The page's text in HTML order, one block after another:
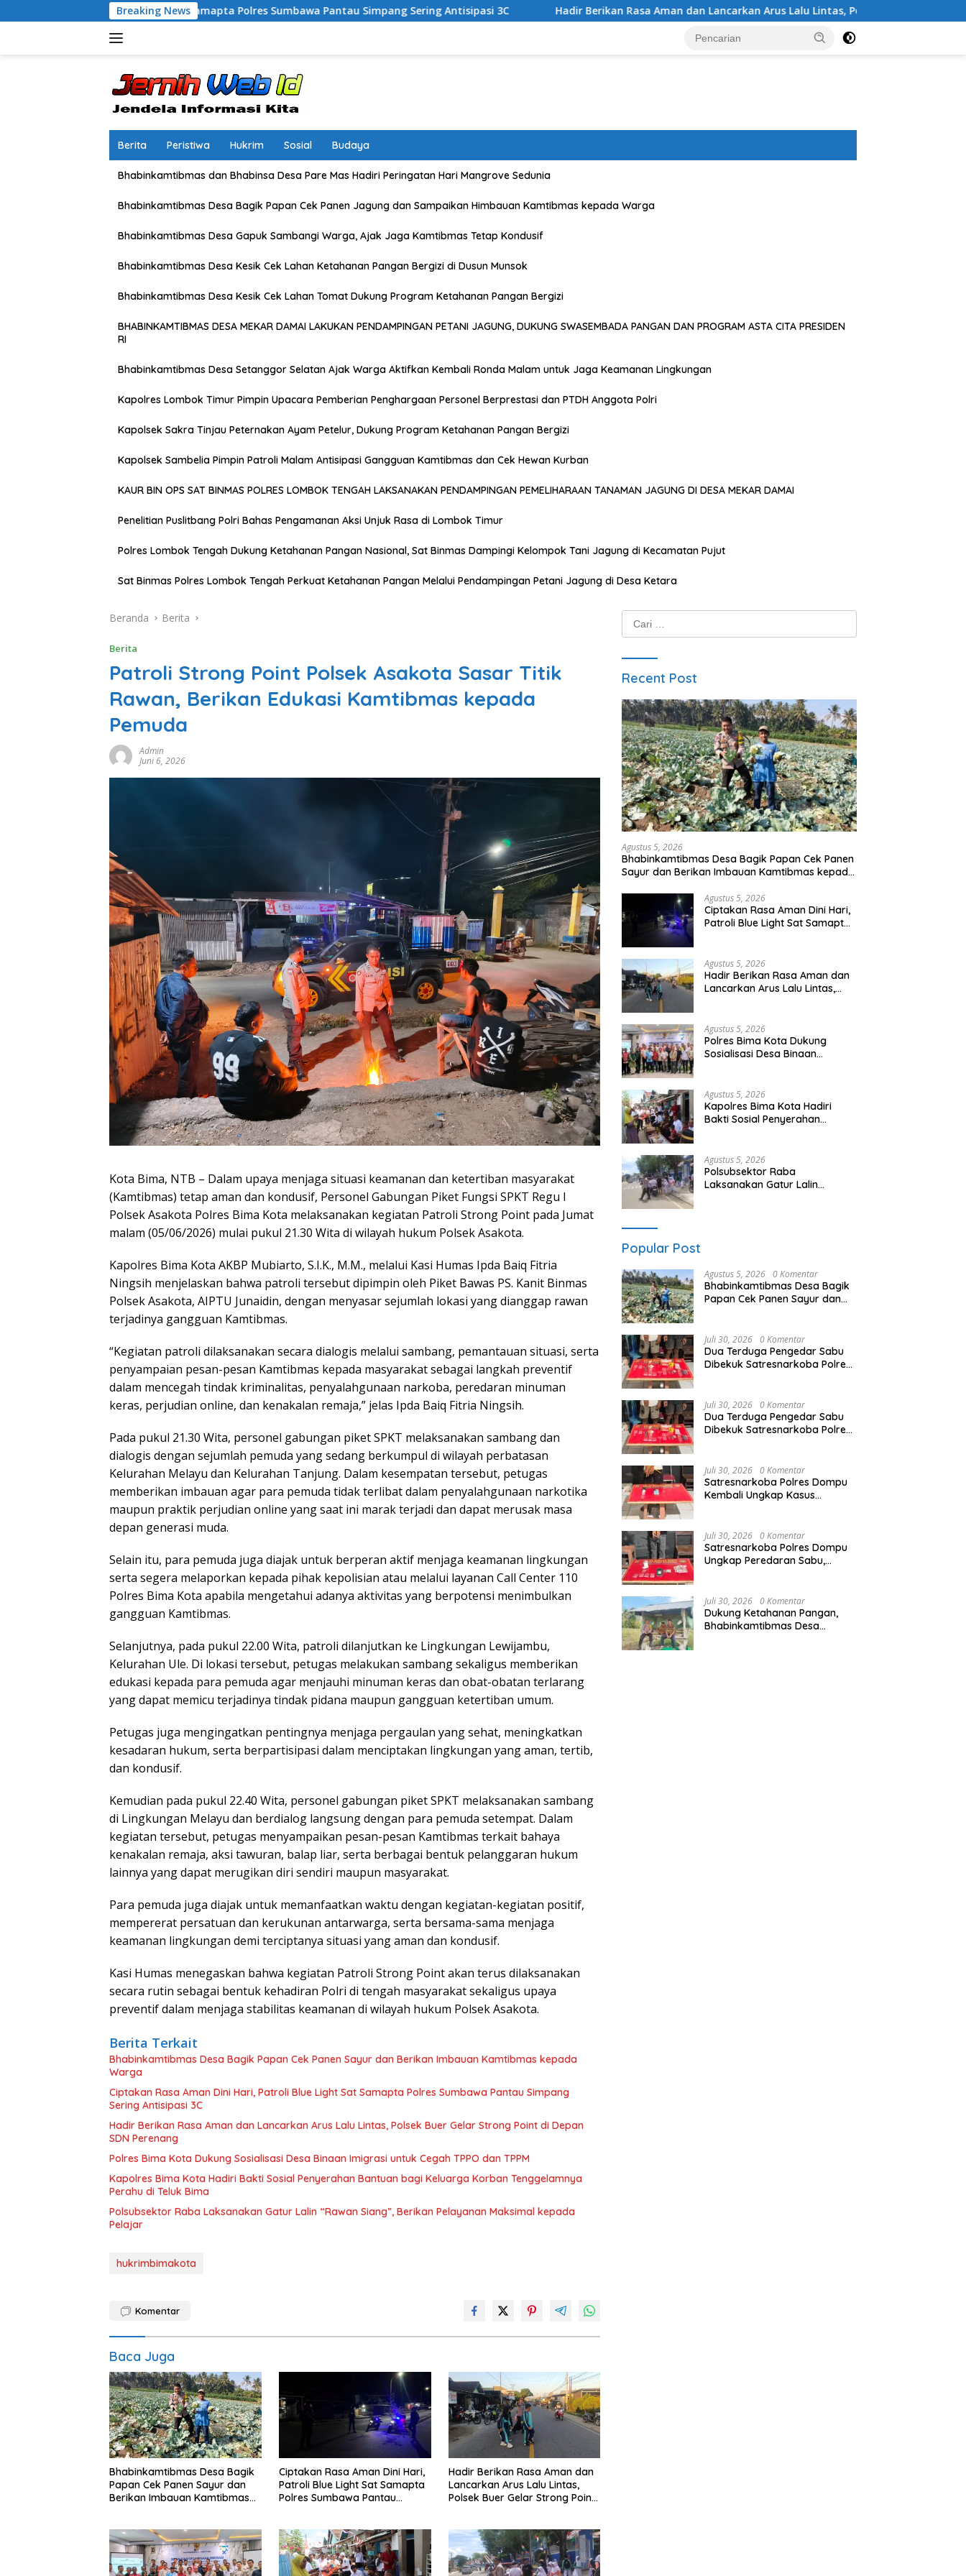
ke
Breaking News
Light Sat Samapta Polres Sumbawa Pantau Simpang Sering Antisipasi 3C Hadir Berikan Rasa Aman dan Lancarkan Arus Lalu Lintas, Polsek Buer Gelar Strong Point di Depan SDN
Berita Peristiwa Hukrim Sosial Budaya
Bhabinkamtibmas dan Bhabinsa Desa Pare Mas Hadiri Peringatan Hari Mangrove Sedunia
Bhabinkamtibmas Desa Bagik Papan Cek Panen Jagung dan Sampaikan Himbauan Kamtibmas kepada Warga
Bhabinkamtibmas Desa Gapuk Sambangi Warga, Ajak Jaga Kamtibmas Tetap Kondusif
Bhabinkamtibmas Desa Kesik Cek Lahan Ketahanan Pangan Bergizi di Dusun Munsok
Bhabinkamtibmas Desa Kesik Cek Lahan Tomat Dukung Program Ketahanan Pangan Bergizi
BHABINKAMTIBMAS DESA MEKAR DAMAI LAKUKAN PENDAMPINGAN PETANI JAGUNG, DUKUNG SWASEMBADA PANGAN DAN PROGRAM ASTA CITA PRESIDEN
RI
Bhabinkamtibmas Desa Setanggor Selatan Ajak Warga Aktifkan Kembali Ronda Malam untuk Jaga Keamanan Lingkungan
Kapolres Lombok Timur Pimpin Upacara Pemberian Penghargaan Personel Berprestasi dan PTDH Anggota Polri
Kapolsek Sakra Tinjau Peternakan Ayam Petelur, Dukung Program Ketahanan Pangan Bergizi
Kapolsek Sambelia Pimpin Patroli Malam Antisipasi Gangguan Kamtibmas dan Cek Hewan Kurban
KAUR BIN OPS SAT BINMAS POLRES LOMBOK TENGAH LAKSANAKAN PENDAMPINGAN PEMELIHARAAN TANAMAN JAGUNG DI DESA MEKAR DAMAI
Penelitian Puslitbang Polri Bahas Pengamanan Aksi Unjuk Rasa di Lombok Timur
Polres Lombok Tengah Dukung Ketahanan Pangan Nasional, Sat Binmas Dampingi Kelompok Tani Jagung di Kecamatan Pujut
Sat Binmas Polres Lombok Tengah Perkuat Ketahanan Pangan Melalui Pendampingan Petani Jagung di Desa Ketara
Beranda Berita
Berita
Patroli Strong Point Polsek Asakota Sasar Titik
Rawan, Berikan Edukasi Kamtibmas kepada
Pemuda
Admin
Juni 6, 2026
Kota Bima, NTB – Dalam upaya menjaga situasi keamanan dan ketertiban masyarakat
(Kamtibmas) tetap aman dan kondusif, Personel Gabungan Piket Fungsi SPKT Regu I
Polsek Asakota Polres Bima Kota melaksanakan kegiatan Patroli Strong Point pada Jumat
malam (05/06/2026) mulai pukul 21.30 Wita di wilayah hukum Polsek Asakota.
Kapolres Bima Kota AKBP Mubiarto, S.I.K., M.M., melalui Kasi Humas Ipda Baiq Fitria
Ningsih menjelaskan bahwa patroli tersebut dipimpin oleh Piket Bawas PS. Kanit Binmas
Polsek Asakota, AIPTU Junaidin, dengan menyasar sejumlah lokasi yang dianggap rawan
terjadinya gangguan Kamtibmas.
“Kegiatan patroli dilaksanakan secara dialogis melalui sambang, pemantauan situasi, serta
penyampaian pesan-pesan Kamtibmas kepada masyarakat sebagai langkah preventif
dalam mencegah tindak kriminalitas, penyalahgunaan narkoba, peredaran minuman
keras, perjudian online, dan kenakalan remaja,” jelas Ipda Baiq Fitria Ningsih.
Pada pukul 21.30 Wita, personel gabungan piket SPKT melaksanakan sambang dan
dialogis dengan sejumlah pemuda yang sedang berkumpul di wilayah perbatasan
Kelurahan Melayu dan Kelurahan Tanjung. Dalam kesempatan tersebut, petugas
memberikan imbauan agar para pemuda tidak terlibat dalam penyalahgunaan narkotika
maupun praktik perjudian online yang saat ini marak terjadi dan dapat merusak masa
depan generasi muda.
Selain itu, para pemuda juga diajak untuk berperan aktif menjaga keamanan lingkungan
serta segera melaporkan kepada pihak kepolisian atau melalui layanan Call Center 110
Polres Bima Kota apabila mengetahui adanya aktivitas yang berpotensi menimbulkan
gangguan Kamtibmas.
Selanjutnya, pada pukul 22.00 Wita, patroli dilanjutkan ke Lingkungan Lewijambu,
Kelurahan Ule. Di lokasi tersebut, petugas melakukan sambang sekaligus memberikan
edukasi kepada para pemuda agar menjauhi minuman keras dan obat-obatan terlarang
yang dapat memicu terjadinya tindak pidana maupun gangguan ketertiban umum.
Petugas juga mengingatkan pentingnya menjaga pergaulan yang sehat, meningkatkan
kesadaran hukum, serta berpartisipasi dalam menciptakan lingkungan yang aman, tertib,
dan kondusif.
Kemudian pada pukul 22.40 Wita, personel gabungan piket SPKT melaksanakan sambang
di Lingkungan Melayu dan berdialog langsung dengan para pemuda setempat. Dalam
kegiatan tersebut, petugas menyampaikan pesan-pesan Kamtibmas terkait bahaya
kenakalan remaja, aksi tawuran, balap liar, serta berbagai bentuk pelanggaran hukum
lainnya yang dapat merugikan diri sendiri maupun masyarakat.
Para pemuda juga diajak untuk memanfaatkan waktu dengan kegiatan-kegiatan positif,
mempererat persatuan dan kerukunan antarwarga, serta bersama-sama menjaga
keamanan lingkungan demi terciptanya situasi yang aman dan kondusif.
Kasi Humas menegaskan bahwa kegiatan Patroli Strong Point akan terus dilaksanakan
secara rutin sebagai bentuk kehadiran Polri di tengah masyarakat sekaligus upaya
preventif dalam menjaga stabilitas keamanan di wilayah hukum Polsek Asakota.
Berita Terkait
Bhabinkamtibmas Desa Bagik Papan Cek Panen Sayur dan Berikan Imbauan Kamtibmas kepada
Warga
Ciptakan Rasa Aman Dini Hari, Patroli Blue Light Sat Samapta Polres Sumbawa Pantau Simpang
Sering Antisipasi 3C
Hadir Berikan Rasa Aman dan Lancarkan Arus Lalu Lintas, Polsek Buer Gelar Strong Point di Depan
SDN Perenang
Polres Bima Kota Dukung Sosialisasi Desa Binaan Imigrasi untuk Cegah TPPO dan TPPM
Kapolres Bima Kota Hadiri Bakti Sosial Penyerahan Bantuan bagi Keluarga Korban Tenggelamnya
Perahu di Teluk Bima
Polsubsektor Raba Laksanakan Gatur Lalin “Rawan Siang”, Berikan Pelayanan Maksimal kepada
Pelajar
hukrimbimakota
Komentar
Baca Juga
Bhabinkamtibmas Desa Bagik
Papan Cek Panen Sayur dan
Berikan Imbauan Kamtibmas
Ciptakan Rasa Aman Dini Hari,
Patroli Blue Light Sat Samapta
Polres Sumbawa Pantau
Hadir Berikan Rasa Aman dan
Lancarkan Arus Lalu Lintas,
Polsek Buer Gelar Strong Point
Cari
untuk:
Recent Post
Agustus 5, 2026
Bhabinkamtibmas Desa Bagik Papan Cek Panen
Sayur dan Berikan Imbauan Kamtibmas kepada
Agustus 5, 2026
Ciptakan Rasa Aman Dini Hari,
Patroli Blue Light Sat Samapta
Agustus 5, 2026
Hadir Berikan Rasa Aman dan
Lancarkan Arus Lalu Lintas,
Agustus 5, 2026
Polres Bima Kota Dukung
Sosialisasi Desa Binaan
Agustus 5, 2026
Kapolres Bima Kota Hadiri
Bakti Sosial Penyerahan
Bima
Agustus 5, 2026
Polsubsektor Raba
Laksanakan Gatur Lalin
Popular Post
Agustus 5, 2026 0 Komentar
Bhabinkamtibmas Desa Bagik
Papan Cek Panen Sayur dan
Juli 30, 2026 0 Komentar
Dua Terduga Pengedar Sabu
Dibekuk Satresnarkoba Polres
Juli 30, 2026 0 Komentar
Dua Terduga Pengedar Sabu
Dibekuk Satresnarkoba Polres
Juli 30, 2026 0 Komentar
Satresnarkoba Polres Dompu
Kembali Ungkap Kasus
Diamankan
Juli 30, 2026 0 Komentar
Satresnarkoba Polres Dompu
Ungkap Peredaran Sabu,
Bukti 4,1 Gram
Juli 30, 2026 0 Komentar
Dukung Ketahanan Pangan,
Bhabinkamtibmas Desa